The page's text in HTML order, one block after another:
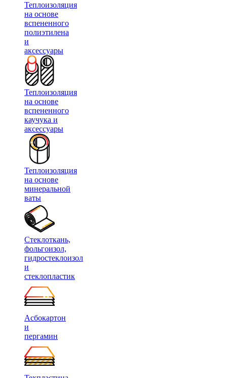
Теплоизоляция
на основе
вспененного
полиэтилена
и
аксессуары
Теплоизоляция
на основе
вспененного
каучука и
аксессуары
Теплоизоляция
на основе
минеральной
ваты
Стеклоткань,
фольгоизол,
гидростеклоизол
и
стеклопластик
Асбокартон
и
пергамин